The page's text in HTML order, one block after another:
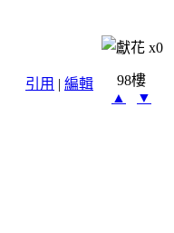
x0
引用 | 編輯
98樓
▲
▼